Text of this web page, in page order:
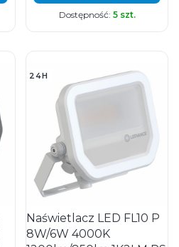
Dostępność: 5 szt.
24H
Naświetlacz LED FL10 P
8W/6W 4000K